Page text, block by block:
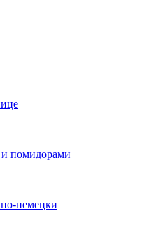
помидорами
немецки